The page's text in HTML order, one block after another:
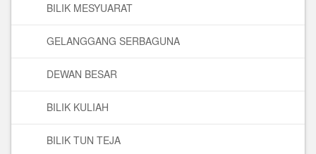
BILIK MESYUARAT
GELANGGANG SERBAGUNA
DEWAN BESAR
BILIK KULIAH
BILIK TUN TEJA